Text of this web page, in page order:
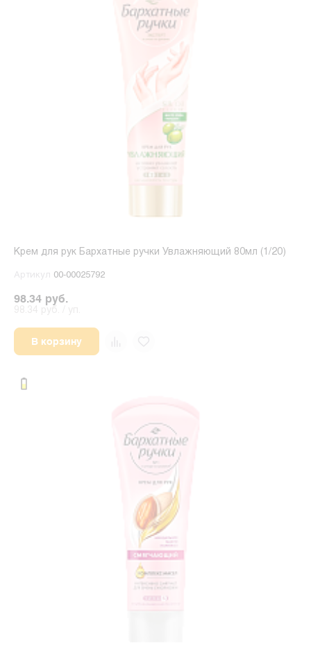
Крем для рук Бархатные ручки Увлажняющий 80мл (1/20)
Артикул 00-00025792
98.34 руб.
В корзину